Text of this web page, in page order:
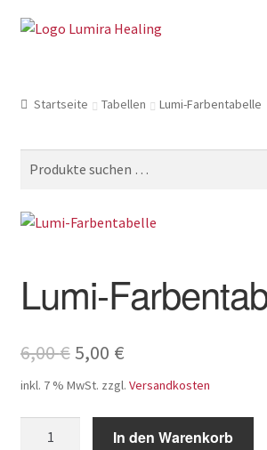
Zur
Zum
Weitere Infos
Startseite Tabellen Lumi-Farbentabelle
Lumi-
6,00€ Ursprünglicher
Preis
war:
5,00 €Aktueller
Preis
ist:
inkl. 7 % MwSt. zzgl. Versandkosten
In den Warenkorb